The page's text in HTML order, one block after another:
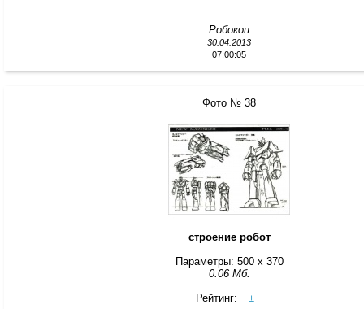
Робокоп
30.04.2013
07:00:05
Фото № 38
строение робот
Параметры: 500 x 370
0.06 Мб.
Рейтинг:
±